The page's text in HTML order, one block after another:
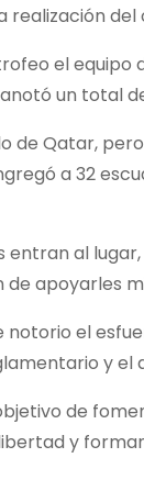
el
un total
de Qatar,
a 32
entran al
de
el
y
de
y